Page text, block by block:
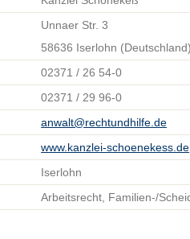
Unnaer Str. 3
58636 Iserlohn (Deutschland)
02371 / 26 54-0
02371 / 29 96-0
anwalt@rechtundhilfe.de
www.kanzlei-schoenekess.de
Iserlohn
Arbeitsrecht, Familien-/